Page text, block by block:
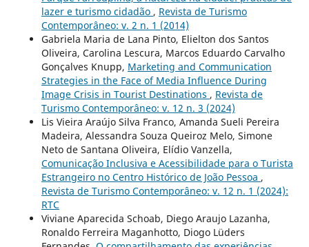
lazer e turismo cidadão , Revista de Turismo
Contemporâneo: v. 2 n. 1 (2014)
Gabriela Maria de Lana Pinto, Elielton dos Santos
Oliveira, Carolina Lescura, Marcos Eduardo Carvalho
Gonçalves Knupp, Marketing and Communication
Strategies in the Face of Media Influence During
Image Crisis in Tourist Destinations , Revista de
Turismo Contemporâneo: v. 12 n. 3 (2024)
Lis Vieira Araújo Silva Franco, Amanda Sueli Pereira
Madeira, Alessandra Souza Queiroz Melo, Simone
Neto de Santana Oliveira, Elídio Vanzella,
Comunicação Inclusiva e Acessibilidade para o Turista
Estrangeiro no Centro Histórico de João Pessoa ,
Revista de Turismo Contemporâneo: v. 12 n. 1 (2024):
RTC
Viviane Aparecida Schoab, Diego Araujo Lazanha,
Ronaldo Ferreira Maganhotto, Diogo Lüders